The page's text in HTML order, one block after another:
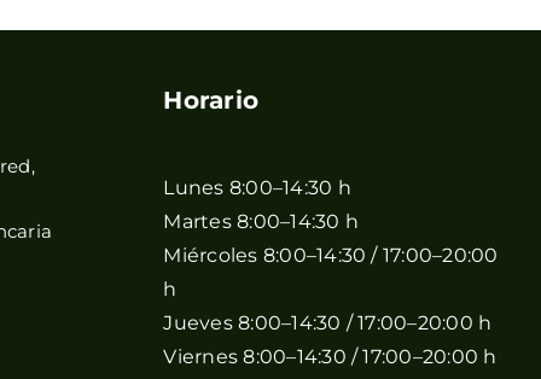
Horario
Lunes 8:00–14:30 h
Martes 8:00–14:30 h
Miércoles 8:00–14:30 / 17:00–20:00
h
Jueves 8:00–14:30 / 17:00–20:00 h
Viernes 8:00–14:30 / 17:00–20:00 h